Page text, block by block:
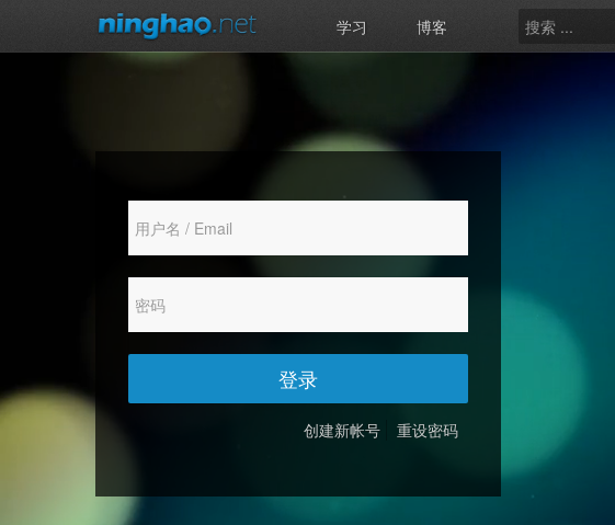
学习 博客
创建新帐号 重设密码
登录